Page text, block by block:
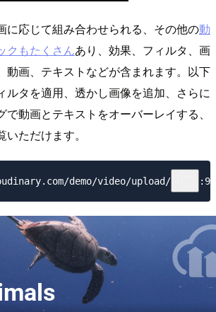
に応じて組み合わせられる、その他の動
クもたくさんあり、効果、フィルタ、画
動画、テキストなどが含まれます。以下
ルタを適用、透かし画像を追加、さらに
動画とテキストをオーバーレイする、
ただけます。
demo/video/upload/